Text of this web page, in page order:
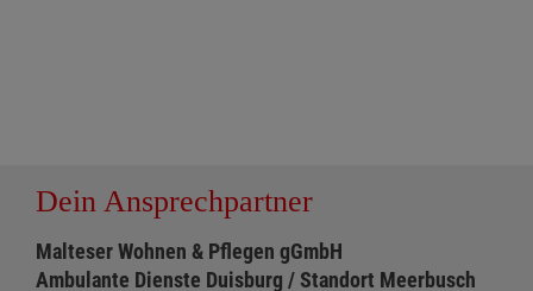
Dein Ansprechpartner
Malteser Wohnen & Pflegen gGmbH
Ambulante Dienste Duisburg / Standort Meerbusch